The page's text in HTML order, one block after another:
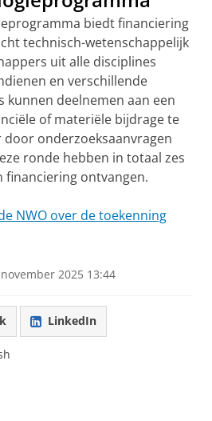
biedt financiering
technisch-wetenschappelijk
uit alle disciplines
en verschillende
kunnen deelnemen aan een
of materiële bijdrage te
door onderzoeksaanvragen
ronde hebben in totaal zes
ontvangen.
NWO over de toekenning
2025 13:44
LinkedIn